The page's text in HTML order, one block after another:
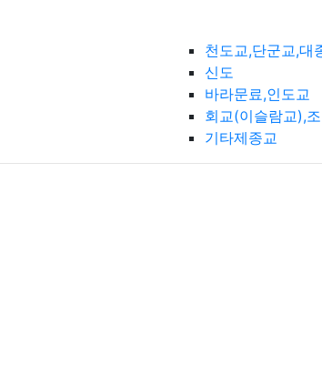
천도교,단군교,대
신도
바라문료,인도교
회교(이슬람교),
기타제종교